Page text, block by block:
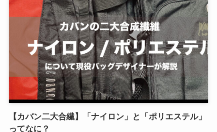
【カバン二大合繊】「ナイロン」と「ポリエステル」
ってなに？